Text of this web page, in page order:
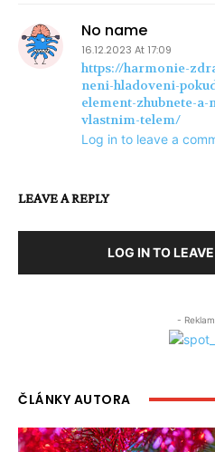
No name
16.12.2023 At 17:09
https://harmonie-
neni-hladoveni-
element-zhubnete-a-
vlastnim-telem/
Log in to leave a
LEAVE A REPLY
LOG IN TO
-
ČLÁNKY AUTORA